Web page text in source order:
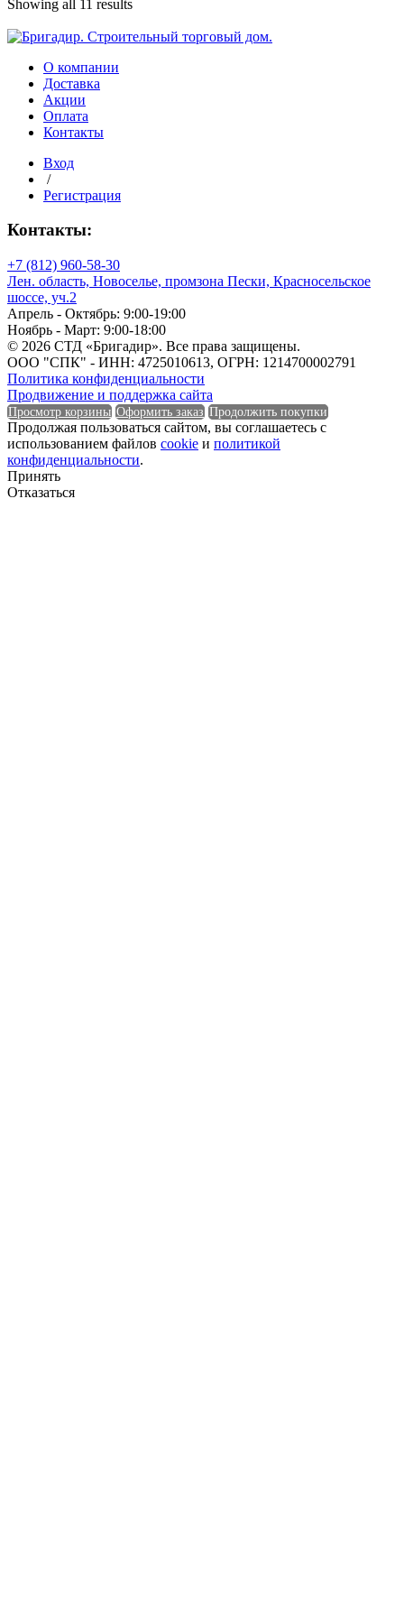
Нижняя часть
Нижняя часть
Общая ширина в развороте
Основной материал
Площадь (м²)
Площадь (м²)
Плотность
мм
Showing all 11 results
О компании
Доставка
Акции
Оплата
Контакты
Вход
/
Регистрация
Контакты:
+7 (812) 960-58-30
Лен. область, Новоселье, промзона Пески, Красносельское
шоссе, уч.2
Апрель - Октябрь: 9:00-19:00
Ноябрь - Март: 9:00-18:00
© 2026 СТД «Бригадир». Все права защищены.
ООО "СПК" - ИНН: 4725010613, ОГРН: 1214700002791
Политика конфиденциальности
Продвижение и поддержка сайта
Просмотр корзины Оформить заказ Продолжить покупки
Продолжая пользоваться сайтом, вы соглашаетесь с
использованием файлов cookie и политикой
конфиденциальности.
Принять
Отказаться